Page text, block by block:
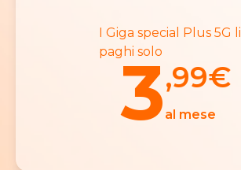
I Giga special Plus 5G li
paghi solo
3,99€
al mese